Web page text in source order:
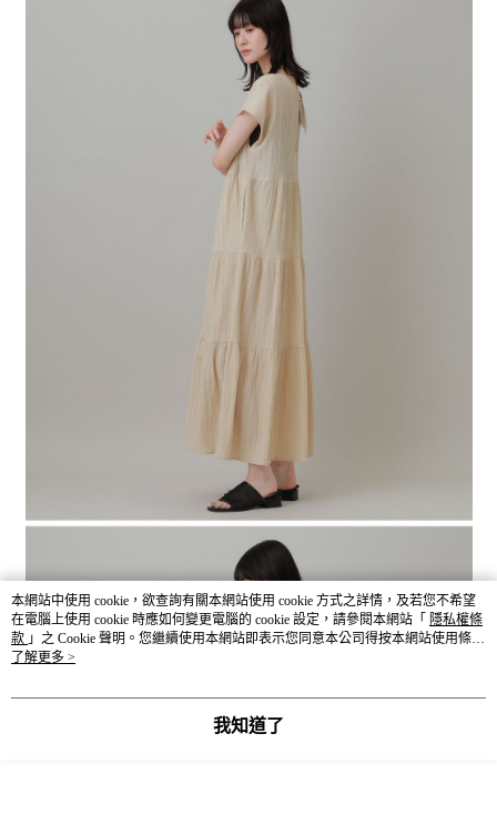
本網站中使用 cookie，欲查詢有關本網站使用 cookie 方式之詳情，及若您不希望
在電腦上使用 cookie 時應如何變更電腦的 cookie 設定，請參閱本網站「 隱私權條
款 」之 Cookie 聲明。您繼續使用本網站即表示您同意本公司得按本網站使用條款
之 Cookie 聲明使用 cookie。
了解更多 >
我知道了